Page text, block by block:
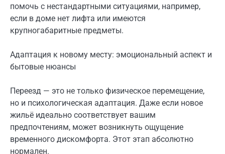
помочь с нестандартными ситуациями, например,
если в доме нет лифта или имеются
крупногабаритные предметы.
Адаптация к новому месту: эмоциональный аспект и
бытовые нюансы
Переезд — это не только физическое перемещение,
но и психологическая адаптация. Даже если новое
жильё идеально соответствует вашим
предпочтениям, может возникнуть ощущение
временного дискомфорта. Этот этап абсолютно
нормален.